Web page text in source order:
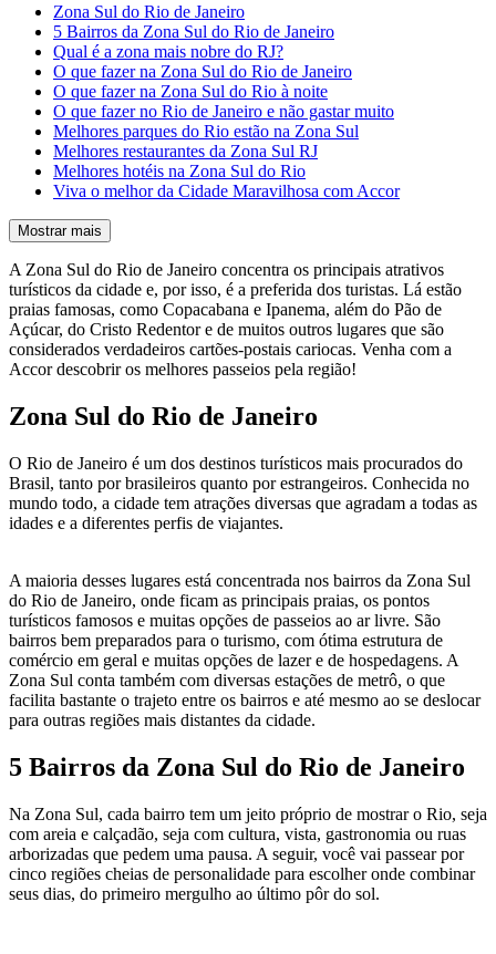
Zona Sul do Rio de Janeiro
5 Bairros da Zona Sul do Rio de Janeiro
Qual é a zona mais nobre do RJ?
O que fazer na Zona Sul do Rio de Janeiro
O que fazer na Zona Sul do Rio à noite
O que fazer no Rio de Janeiro e não gastar muito
Melhores parques do Rio estão na Zona Sul
Melhores restaurantes da Zona Sul RJ
Melhores hotéis na Zona Sul do Rio
Viva o melhor da Cidade Maravilhosa com Accor
Mostrar mais
A Zona Sul do Rio de Janeiro concentra os principais atrativos
turísticos da cidade e, por isso, é a preferida dos turistas. Lá estão
praias famosas, como Copacabana e Ipanema, além do Pão de
Açúcar, do Cristo Redentor e de muitos outros lugares que são
considerados verdadeiros cartões-postais cariocas. Venha com a
Accor descobrir os melhores passeios pela região!
Zona Sul do Rio de Janeiro
O Rio de Janeiro é um dos destinos turísticos mais procurados do
Brasil, tanto por brasileiros quanto por estrangeiros. Conhecida no
mundo todo, a cidade tem atrações diversas que agradam a todas as
idades e a diferentes perfis de viajantes.
A maioria desses lugares está concentrada nos bairros da Zona Sul
do Rio de Janeiro, onde ficam as principais praias, os pontos
turísticos famosos e muitas opções de passeios ao ar livre. São
bairros bem preparados para o turismo, com ótima estrutura de
comércio em geral e muitas opções de lazer e de hospedagens. A
Zona Sul conta também com diversas estações de metrô, o que
facilita bastante o trajeto entre os bairros e até mesmo ao se deslocar
para outras regiões mais distantes da cidade.
5 Bairros da Zona Sul do Rio de Janeiro
Na Zona Sul, cada bairro tem um jeito próprio de mostrar o Rio, seja
com areia e calçadão, seja com cultura, vista, gastronomia ou ruas
arborizadas que pedem uma pausa. A seguir, você vai passear por
cinco regiões cheias de personalidade para escolher onde combinar
seus dias, do primeiro mergulho ao último pôr do sol.